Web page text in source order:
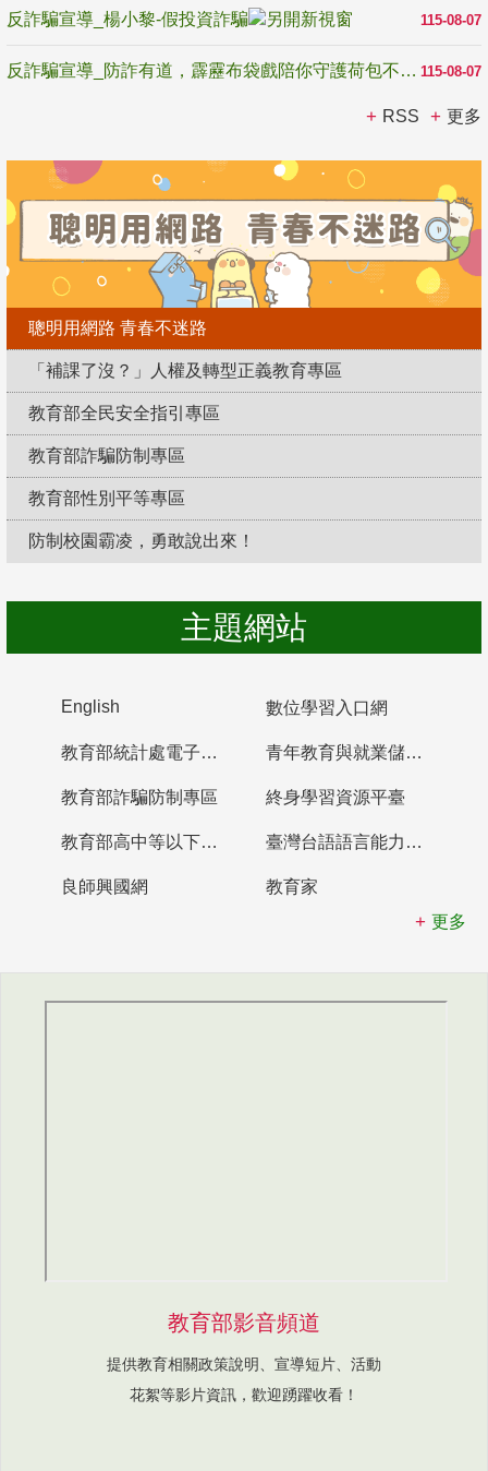
115-08-07
反詐騙宣導_楊小黎-假投資詐騙
115-08-07
反詐騙宣導_防詐有道，霹靂布袋戲陪你守護荷包不受騙
RSS 更多
聰明用網路 青春不迷路
「補課了沒？」人權及轉型正義教育專區
教育部全民安全指引專區
教育部詐騙防制專區
教育部性別平等專區
防制校園霸凌，勇敢說出來！
主題網站
English 數位學習入口網
教育部統計處電子書櫃 青年教育與就業儲蓄帳戶
教育部詐騙防制專區 終身學習資源平臺
教育部高中等以下學校及幼兒園教師資格檢定考試 臺灣台語語言能力認證網站
良師興國網
教育家
更多
教育部影音頻道
提供教育相關政策說明、宣導短片、活動
花絮等影片資訊，歡迎踴躍收看！